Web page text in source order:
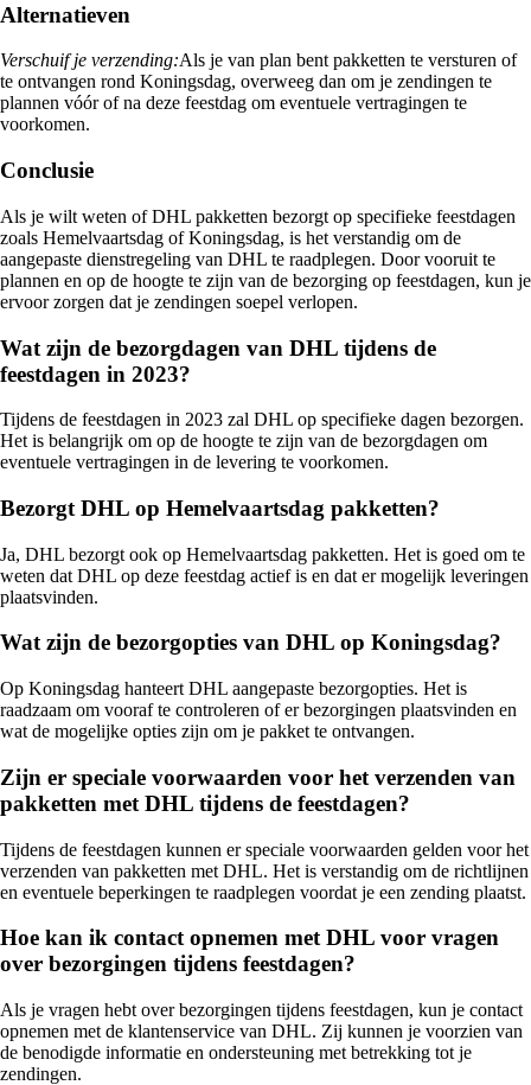
Alternatieven
Verschuif je verzending:Als je van plan bent pakketten te versturen of
te ontvangen rond Koningsdag, overweeg dan om je zendingen te
plannen vóór of na deze feestdag om eventuele vertragingen te
voorkomen.
Conclusie
Als je wilt weten of DHL pakketten bezorgt op specifieke feestdagen
zoals Hemelvaartsdag of Koningsdag, is het verstandig om de
aangepaste dienstregeling van DHL te raadplegen. Door vooruit te
plannen en op de hoogte te zijn van de bezorging op feestdagen, kun je
ervoor zorgen dat je zendingen soepel verlopen.
Wat zijn de bezorgdagen van DHL tijdens de
feestdagen in 2023?
Tijdens de feestdagen in 2023 zal DHL op specifieke dagen bezorgen.
Het is belangrijk om op de hoogte te zijn van de bezorgdagen om
eventuele vertragingen in de levering te voorkomen.
Bezorgt DHL op Hemelvaartsdag pakketten?
Ja, DHL bezorgt ook op Hemelvaartsdag pakketten. Het is goed om te
weten dat DHL op deze feestdag actief is en dat er mogelijk leveringen
plaatsvinden.
Wat zijn de bezorgopties van DHL op Koningsdag?
Op Koningsdag hanteert DHL aangepaste bezorgopties. Het is
raadzaam om vooraf te controleren of er bezorgingen plaatsvinden en
wat de mogelijke opties zijn om je pakket te ontvangen.
Zijn er speciale voorwaarden voor het verzenden van
pakketten met DHL tijdens de feestdagen?
Tijdens de feestdagen kunnen er speciale voorwaarden gelden voor het
verzenden van pakketten met DHL. Het is verstandig om de richtlijnen
en eventuele beperkingen te raadplegen voordat je een zending plaatst.
Hoe kan ik contact opnemen met DHL voor vragen
over bezorgingen tijdens feestdagen?
Als je vragen hebt over bezorgingen tijdens feestdagen, kun je contact
opnemen met de klantenservice van DHL. Zij kunnen je voorzien van
de benodigde informatie en ondersteuning met betrekking tot je
zendingen.